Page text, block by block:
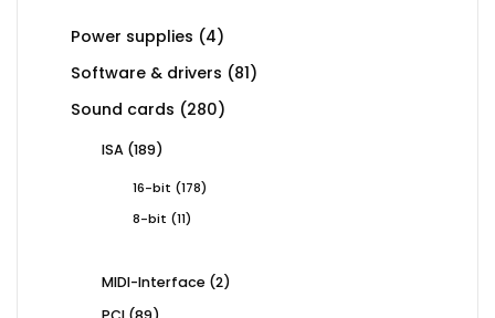
Power supplies 44
Software & drivers 8181
Sound cards 280280
ISA 189189
16-bit 178178
8-bit
1111
MIDI-Interface 22
89